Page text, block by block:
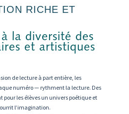
RICHE ET
la diversité des
et artistiques
de lecture à part entière, les
numéro — rythment la lecture. Des
les élèves un univers poétique et
l’imagination.